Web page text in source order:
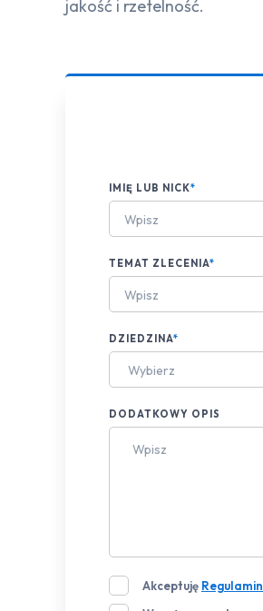
jakość i rzetelność.
IMIĘ LUB NICK*
TEMAT ZLECENIA*
DZIEDZINA*
Wybierz
DODATKOWY OPIS
Akceptuję Regulamin